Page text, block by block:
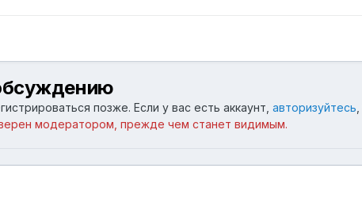
позже. Если у вас есть аккаунт, авторизуйтесь
модератором, прежде чем станет видимым.